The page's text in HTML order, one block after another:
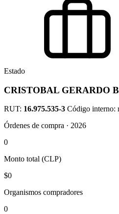
Estado
CRISTOBAL GERARDO
RUT: 16.975.535-3 Código interno:
Órdenes de compra · 2026
0
Monto total (CLP)
$0
Organismos compradores
0